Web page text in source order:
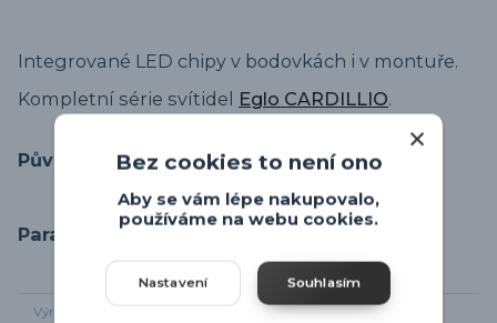
Integrované LED chipy v bodovkách i v montuře.
Kompletní série svítidel Eglo CARDILLIO.
Původ zboží
Parametry
Výrobce
Bez cookies to není ono
Aby se vám lépe nakupovalo,
používáme na webu cookies.
Nastavení Souhlasím